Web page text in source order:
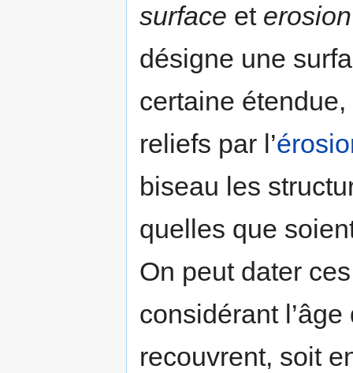
surface et
désigne une
certaine
reliefs par l’
biseau les
quelles que
On peut dater
considérant
recouvrent, soit